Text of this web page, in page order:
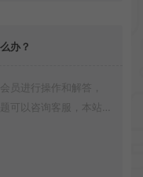
办？
员进行操作和解答，
可以咨询客服，本站